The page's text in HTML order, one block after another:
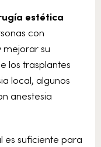
estética
con
su
los trasplantes
local, algunos
anestesia
es suficiente para